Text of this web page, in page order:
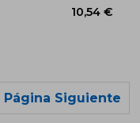
Página Siguiente